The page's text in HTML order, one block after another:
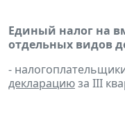
Единый налог на
отдельных видов
-
декларациюза III